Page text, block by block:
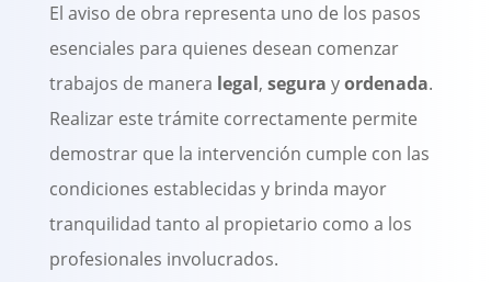
El aviso de obra representa uno de los pasos
esenciales para quienes desean comenzar
trabajos de manera legal, segura yordenada.
Realizar este trámite correctamente permite
demostrar que la intervención cumple con las
condiciones establecidas y brinda mayor
tranquilidad tanto al propietario como a los
profesionales involucrados.